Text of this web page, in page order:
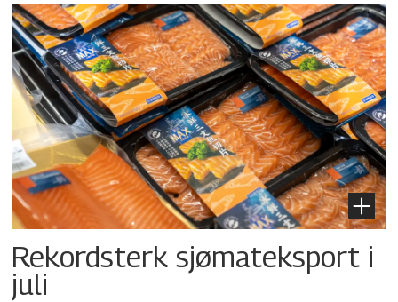
Rekordsterk sjømateksport i
juli